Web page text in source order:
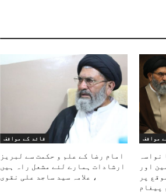
مواقف
نواسہ
اور
پر
پیغام
قائد کے مواقف
امام رضا کے علم و حکمت سے لبریز
ارشادات ہمارے لئے مشعل راہ ہیں
، علامہ سید ساجد علی نقوی